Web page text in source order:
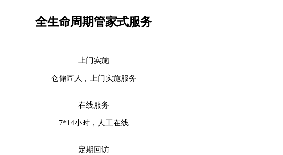
全生命周期管家式服务
上门实施
仓储匠人，上门实施服务
在线服务
7*14小时，人工在线
定期回访